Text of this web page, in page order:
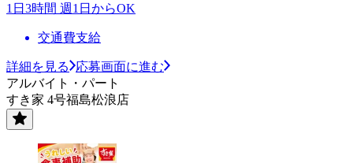
1日3時間 週1日からOK
交通費支給
詳細を見る
応募画面に進む
アルバイト・パート
すき家 4号福島松浪店